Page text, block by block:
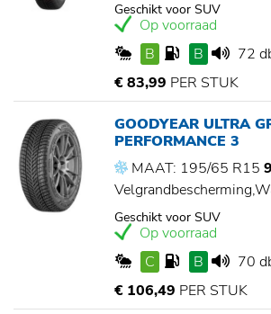
Geschikt voor SUV
Op voorraad
B
B
72
€ 83,99 PER STUK
GOODYEAR ULTRA
PERFORMANCE 3
MAAT: 195/65 R15
Geschikt voor SUV
Op voorraad
C
B
70
€ 106,49 PER STUK